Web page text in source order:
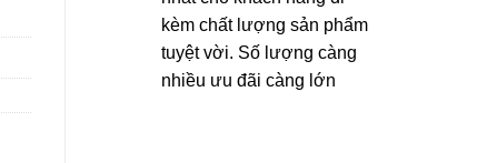
kèm chất lượng sản phẩm
tuyệt vời. Số lượng càng
nhiều ưu đãi càng lớn